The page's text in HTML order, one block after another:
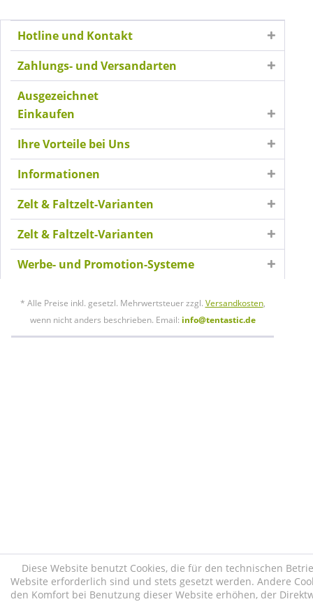
Hotline und Kontakt
Zahlungs- und Versandarten
Ausgezeichnet
Einkaufen
Ihre Vorteile bei Uns
Informationen
Zelt & Faltzelt-Varianten
Zelt & Faltzelt-Varianten
Werbe- und Promotion-Systeme
* Alle Preise inkl. gesetzl. Mehrwertsteuer zzgl. Versandkosten,
wenn nicht anders beschrieben. Email: info@tentastic.de
Diese Website benutzt Cookies, die für den technischen
Website erforderlich sind und stets gesetzt werden. Andere
den Komfort bei Benutzung dieser Website erhöhen, der